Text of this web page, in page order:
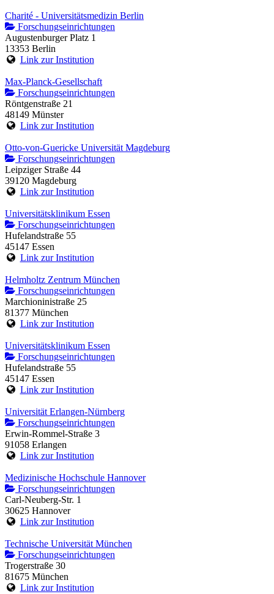
Charité - Universitätsmedizin Berlin
Forschungseinrichtungen
Augustenburger Platz 1
13353 Berlin
Link zur Institution
Max-Planck-Gesellschaft
Forschungseinrichtungen
Röntgenstraße 21
48149 Münster
Link zur Institution
Otto-von-Guericke Universität Magdeburg
Forschungseinrichtungen
Leipziger Straße 44
39120 Magdeburg
Link zur Institution
Universitätsklinikum Essen
Forschungseinrichtungen
Hufelandstraße 55
45147 Essen
Link zur Institution
Helmholtz Zentrum München
Forschungseinrichtungen
Marchioninistraße 25
81377 München
Link zur Institution
Universitätsklinikum Essen
Forschungseinrichtungen
Hufelandstraße 55
45147 Essen
Link zur Institution
Universität Erlangen-Nürnberg
Forschungseinrichtungen
Erwin-Rommel-Straße 3
91058 Erlangen
Link zur Institution
Medizinische Hochschule Hannover
Forschungseinrichtungen
Carl-Neuberg-Str. 1
30625 Hannover
Link zur Institution
Technische Universität München
Forschungseinrichtungen
Trogerstraße 30
81675 München
Link zur Institution